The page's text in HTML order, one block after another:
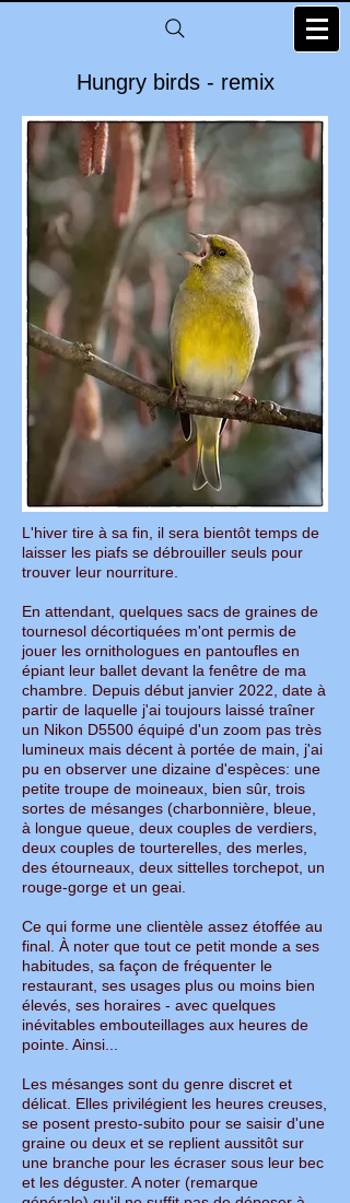
Hungry birds - remix
L'hiver tire à sa fin, il sera bientôt temps de
laisser les piafs se débrouiller seuls pour
trouver leur nourriture.
En attendant, quelques sacs de graines de
tournesol décortiquées m'ont permis de
jouer les ornithologues en pantoufles en
épiant leur ballet devant la fenêtre de ma
chambre. Depuis début janvier 2022, date à
partir de laquelle j'ai toujours laissé traîner
un Nikon D5500 équipé d'un zoom pas très
lumineux mais décent à portée de main, j'ai
pu en observer une dizaine d'espèces: une
petite troupe de moineaux, bien sûr, trois
sortes de mésanges (charbonnière, bleue,
à longue queue, deux couples de verdiers,
deux couples de tourterelles, des merles,
des étourneaux, deux sittelles torchepot, un
rouge-gorge et un geai.
Ce qui forme une clientèle assez étoffée au
final. À noter que tout ce petit monde a ses
habitudes, sa façon de fréquenter le
restaurant, ses usages plus ou moins bien
élevés, ses horaires - avec quelques
inévitables embouteillages aux heures de
pointe. Ainsi...
Les mésanges sont du genre discret et
délicat. Elles privilégient les heures creuses,
se posent presto-subito pour se saisir d'une
graine ou deux et se replient aussitôt sur
une branche pour les écraser sous leur bec
et les déguster. A noter (remarque